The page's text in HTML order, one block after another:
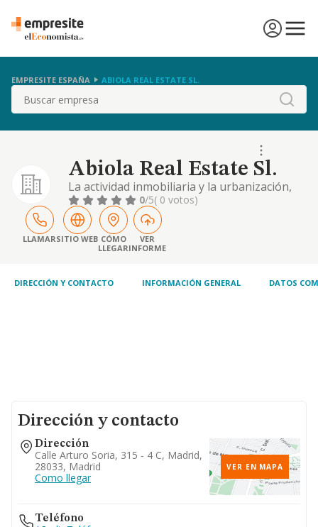
EMPRESITE ESPAÑA ABIOLA REAL ESTATE SL.
Buscar
Abiola Real Estate Sl.
La actividad inmobiliaria y la urbanización,
construcción, compraventa, rehabilitación,
reforma, arrendamiento, explotación y
comercialización de bienes inmuebles, así
como la intermediación comercial no
financiera, organización, gestión, dirección,
rela
0/5( 0 votos)
LLAMARSITIO WEB CÓMO
LLEGAR
VER
INFORME
DIRECCIÓN Y CONTACTO INFORMACIÓN GENERAL DATOS
Dirección y contacto
Dirección
Calle Arturo Soria, 315 - 4 C, Madrid,
28033, Madrid
Como llegar
VER EN MAPA
Teléfono